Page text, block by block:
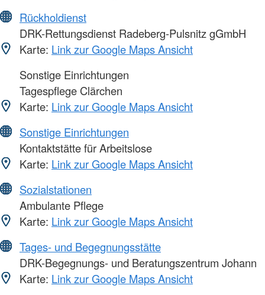
Rückholdienst
DRK-Rettungsdienst Radeberg-Pulsnitz gGmbH
Karte: Link zur Google Maps Ansicht
Sonstige Einrichtungen
Tagespflege Clärchen
Karte: Link zur Google Maps Ansicht
Sonstige Einrichtungen
Kontaktstätte für Arbeitslose
Karte: Link zur Google Maps Ansicht
Sozialstationen
Ambulante Pflege
Karte: Link zur Google Maps Ansicht
Tages- und Begegnungsstätte
DRK-Begegnungs- und Beratungszentrum Johann
Karte: Link zur Google Maps Ansicht